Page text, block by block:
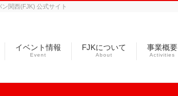
関西(FJK) 公式サイト
イベント情報
Event
FJKについて
About
事業概要
Activities